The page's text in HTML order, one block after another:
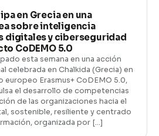
en Grecia en una
sobre inteligencia
digitales y ciberseguridad
CoDEMO 5.0
esta semana en una acción
celebrada en Chalkida (Grecia) en
Erasmus+ CoDEMO 5.0,
el desarrollo de competencias
de las organizaciones hacia el
sostenible, resiliente y centrado
organizada por […]